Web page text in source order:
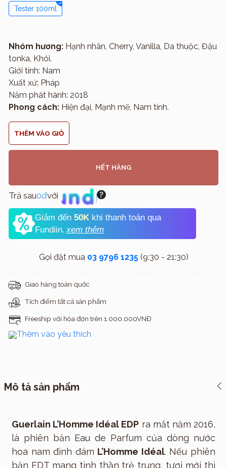
Tester 100ml
Nhóm hương: Hạnh nhân, Cherry, Vanilla, Da thuộc, Đậu
tonka, Khói.
Giới tính: Nam
Xuất xứ: Pháp
Năm phát hành: 2018
Phong cách: Hiện đại, Mạnh mẽ, Nam tính.
THÊM VÀO GIỎ
HẾT HÀNG
Trả sau0đvới
Giảm đến 50K khi thanh toán qua
Fundiin. xem thêm
Gọi đặt mua 03 9796 1235(9:30 - 21:30)
Giao hàng toàn quốc
Tích điểm tất cả sản phẩm
Freeship với hóa đơn trên 1.000.000VNĐ
Thêm vào yêu thích
Mô tả sản phẩm
Guerlain L’Homme Idéal EDP ra mắt năm 2016,
là phiên bản Eau de Parfum của dòng nước
hoa nam đình đám L’Homme Idéal. Nếu phiên
bản EDT mang tinh thần trẻ trung, tươi mới thì